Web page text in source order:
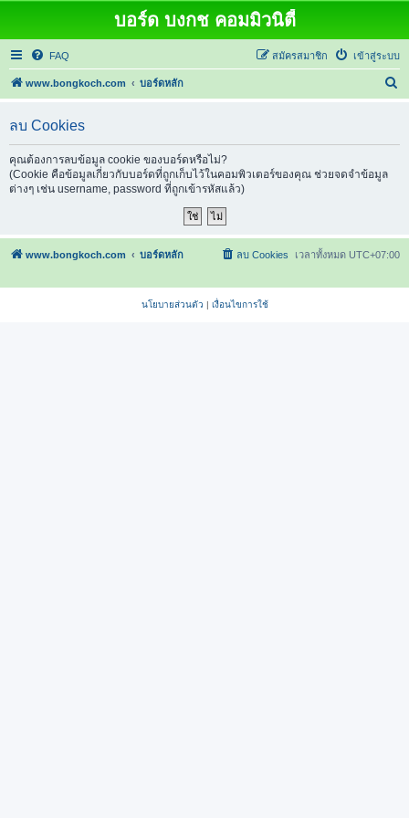
บอร์ด บงกช คอมมิวนิตี้
FAQ เข้าสู่ระบบ
สมัครสมาชิก
www.bongkoch.com บอร์ดหลัก
า
ลบ Cookies
คุณต้องการลบข้อมูล cookie ของบอร์ดหรือไม่?
(Cookie คือข้อมูลเกี่ยวกับบอร์ดที่ถูกเก็บไว้ในคอมพิวเตอร์ของคุณ ช่วยจดจำข้อมูล
ต่างๆ เช่น username, password ที่ถูกเข้ารหัสแล้ว)
www.bongkoch.com บอร์ดหลัก เวลาทั้งหมด UTC+07:00
ลบ Cookies
นโยบายส่วนตัว | เงื่อนไขการใช้